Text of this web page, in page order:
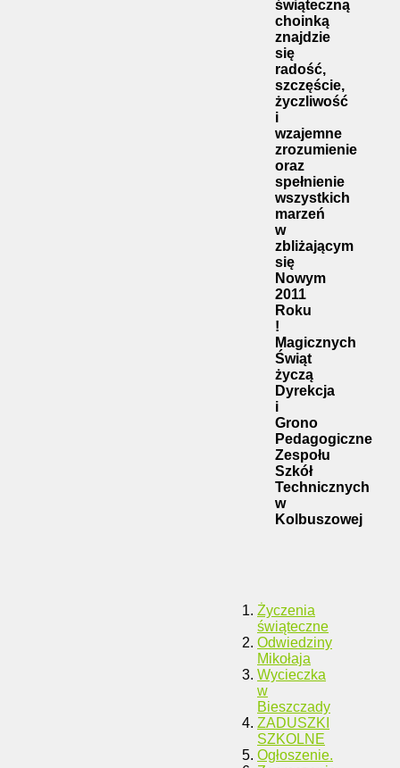
świąteczną
choinką
znajdzie
się
radość,
szczęście,
życzliwość
i
wzajemne
zrozumienie
oraz
spełnienie
wszystkich
marzeń
w
zbliżającym
się
Nowym
2011
Roku
!
Magicznych
Świąt
życzą
Dyrekcja
i
Grono
Pedagogiczne
Zespołu
Szkół
Technicznych
w
Kolbuszowej
Życzenia
świąteczne
Odwiedziny
Mikołaja
Wycieczka
w
Bieszczady
ZADUSZKI
SZKOLNE
Ogłoszenie.